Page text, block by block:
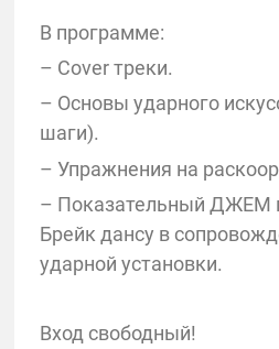
В программе:
– Cover треки.
– Основы ударного
шаги).
– Упражнения на
– Показательный ДЖЕМ
Брейк дансу в
ударной установки.
Вход свободный!